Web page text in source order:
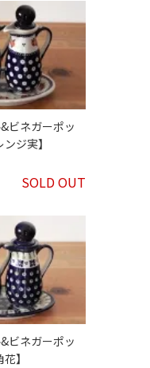
&ビネガーポッ
ジ実】
SOLD OUT
&ビネガーポッ
】